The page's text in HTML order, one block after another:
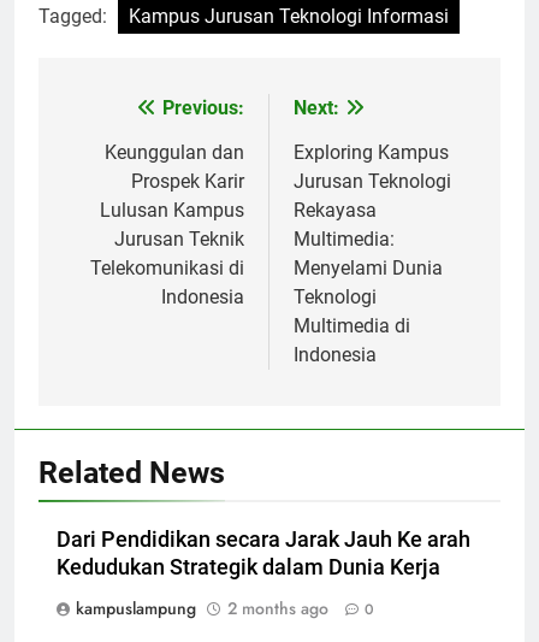
Tagged: Kampus Jurusan Teknologi Informasi
navigation
Previous:
Keunggulan dan
Prospek Karir
Lulusan Kampus
Jurusan Teknik
Telekomunikasi di
Indonesia
Next:
Exploring Kampus
Jurusan Teknologi
Rekayasa
Multimedia:
Menyelami Dunia
Teknologi
Multimedia di
Indonesia
Related News
Dari Pendidikan secara Jarak Jauh Ke arah
Kedudukan Strategik dalam Dunia Kerja
kampuslampung
2 months ago 0